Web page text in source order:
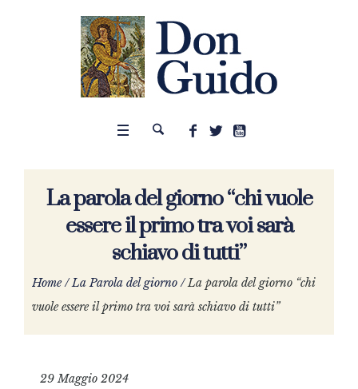
La parola del giorno “chi vuole
essere il primo tra voi sarà
schiavo di tutti”
Home /La Parola del giorno /La parola del giorno “chi
vuole essere il primo tra voi sarà schiavo di tutti”
29 Maggio 2024